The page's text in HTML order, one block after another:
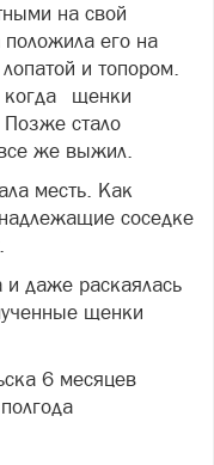
на свой
его на
и топором.
когда щенки
Позже стало
же выжил.
месть. Как
соседке
даже раскаялась
щенки
6 месяцев